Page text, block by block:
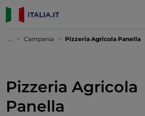
... Campania Pizzeria Agricola Panella
Pizzeria Agricola
Panella